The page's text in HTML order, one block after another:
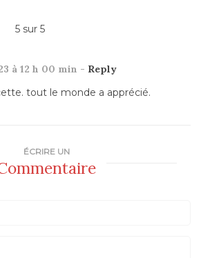
5 sur 5
à 12 h 00 min - Reply
tout le monde a apprécié.
ÉCRIRE UN